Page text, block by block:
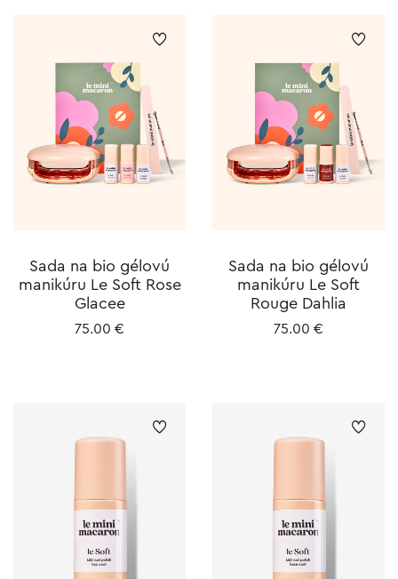
Sada na bio gélovú
manikúru Le Soft Rose
Glacee
75.00 €
Sada na bio gélovú
manikúru Le Soft
Rouge Dahlia
75.00 €